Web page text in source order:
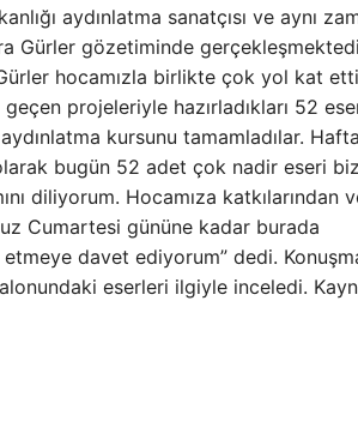
aydınlatma sanatçısı ve aynı
Gürler gözetiminde
hocamızla birlikte çok yol kat
geçen projeleriyle hazırladıkları 52
kursunu tamamladılar.
bugün 52 adet çok nadir eseri
diliyorum. Hocamıza katkılarından
Cumartesi gününe kadar burada
davet ediyorum” dedi.
eserleri ilgiyle inceledi.